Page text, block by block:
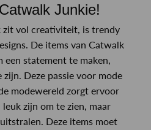
Junkie!
zit vol creativiteit, is trendy
De items van Catwalk
een statement te maken,
Deze passie voor mode
modewereld zorgt ervoor
zijn om te zien, maar
Deze items moet